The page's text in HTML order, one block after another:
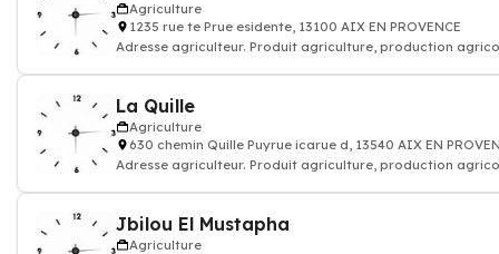
Agriculture
1235 rue te Prue esidente, 13100 AIX EN PROVENCE
Adresse agriculteur. Produit agriculture, production
La Quille
Agriculture
630 chemin Quille Puyrue icarue d, 13540 AIX EN
Adresse agriculteur. Produit agriculture, production
Jbilou El Mustapha
Agriculture